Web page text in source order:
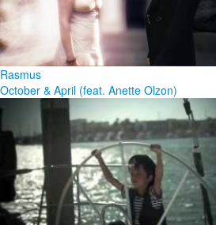
Rasmus
October & April (feat. Anette Olzon)